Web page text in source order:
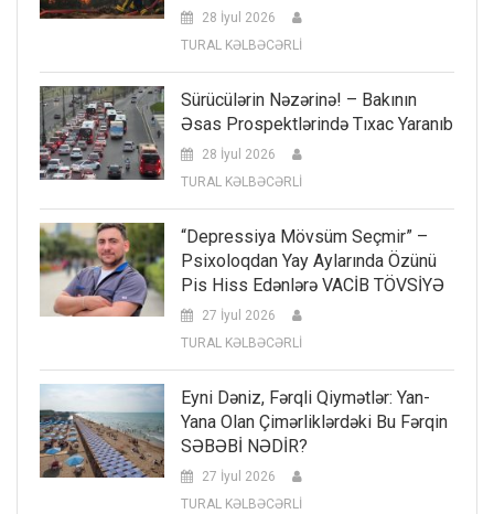
28 İyul 2026
TURAL KƏLBƏCƏRLİ
Sürücülərin Nəzərinə! – Bakının
Əsas Prospektlərində Tıxac Yaranıb
28 İyul 2026
TURAL KƏLBƏCƏRLİ
“Depressiya Mövsüm Seçmir” –
Psixoloqdan Yay Aylarında Özünü
Pis Hiss Edənlərə VACİB TÖVSİYƏ
27 İyul 2026
TURAL KƏLBƏCƏRLİ
Eyni Dəniz, Fərqli Qiymətlər: Yan-
Yana Olan Çimərliklərdəki Bu Fərqin
SƏBƏBİ NƏDİR?
27 İyul 2026
TURAL KƏLBƏCƏRLİ